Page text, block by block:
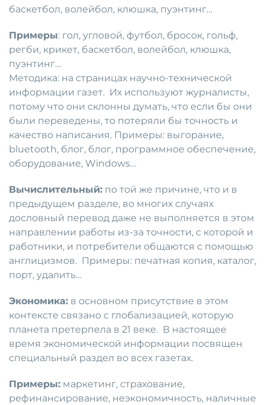
баскетбол, волейбол, клюшка, пуэнтинг…
Примеры: гол, угловой, футбол, бросок, гольф,
регби, крикет, баскетбол, волейбол, клюшка,
пуэнтинг…
Методика: на страницах научно-технической
информации газет. Их используют журналисты,
потому что они склонны думать, что если бы они
были переведены, то потеряли бы точность и
качество написания. Примеры: выгорание,
bluetooth, блог, блог, программное обеспечение,
оборудование, Windows…
Вычислительный: по той же причине, что и в
предыдущем разделе, во многих случаях
дословный перевод даже не выполняется в этом
направлении работы из-за точности, с которой и
работники, и потребители общаются с помощью
англицизмов. Примеры: печатная копия, каталог,
порт, удалить…
Экономика: в основном присутствие в этом
контексте связано с глобализацией, которую
планета претерпела в 21 веке. В настоящее
время экономической информации посвящен
специальный раздел во всех газетах.
Примеры: маркетинг, страхование,
рефинансирование, неэкономичность, наличные